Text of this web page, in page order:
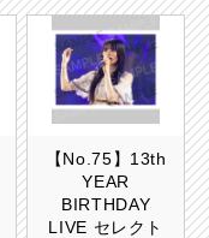
【No.75】13th
YEAR
BIRTHDAY
LIVE セレクト